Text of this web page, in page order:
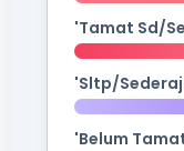
'Tamat Sd/
'Sltp/
'Belum